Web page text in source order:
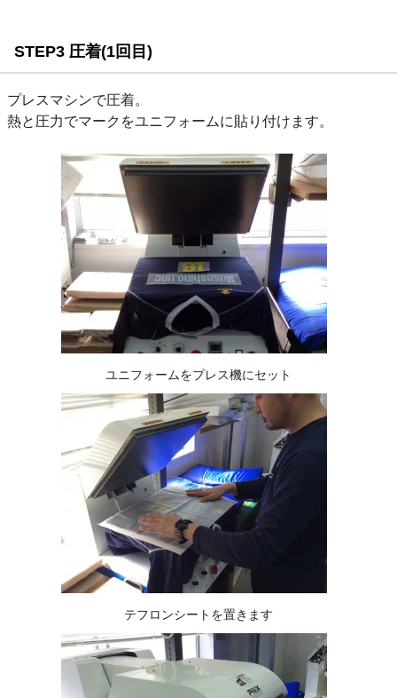
STEP3 圧着(1回目)
プレスマシンで圧着。
熱と圧力でマークをユニフォームに貼り付けます。
ユニフォームをプレス機にセット
テフロンシートを置きます